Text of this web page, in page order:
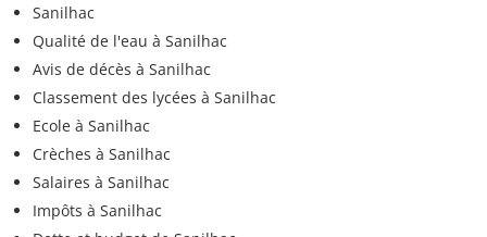
Sanilhac
Qualité de l'eau à Sanilhac
Avis de décès à Sanilhac
Classement des lycées à Sanilhac
Ecole à Sanilhac
Crèches à Sanilhac
Salaires à Sanilhac
Impôts à Sanilhac